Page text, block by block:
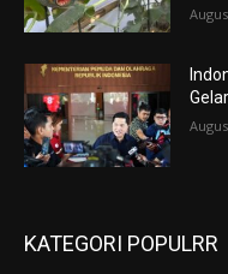
KATEGORI POPULRR